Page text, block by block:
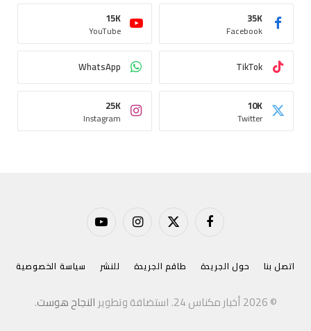
Facebook
35K
YouTube
15K
TikTok
WhatsApp
Twitter
10K
Instagram
25K
فيسبوك X الانستغراميوتيوب
اتصل بنا حول الجريدة طاقم الجريدة للنشر سياسة الخصوصية
© 2026 أخبار مكناس 24. استضافة وتطوير النجاح هوست.